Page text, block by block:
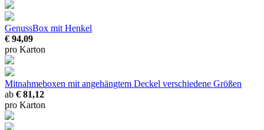
GenussBox mit Henkel
€ 94,09
pro Karton
Mitnahmeboxen mit angehängtem Deckel verschiedene Größen
ab € 81,12
pro Karton